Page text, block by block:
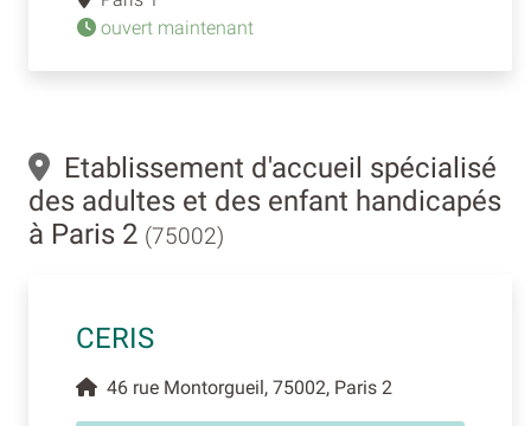
ouvert maintenant
Etablissement d'accueil spécialisé
des adultes et des enfant handicapés
à Paris 2 (75002)
CERIS
46 rue Montorgueil, 75002, Paris 2